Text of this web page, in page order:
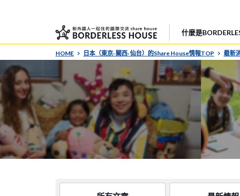
什麼是
HOME 日本（東京· 關西· 仙台）的Share House情報TOP 最新